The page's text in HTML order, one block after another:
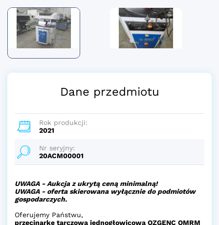
Dane przedmiotu
Rok produkcji:
2021
Nr seryjny:
20ACM00001
UWAGA - Aukcja z ukrytą ceną minimalną!
UWAGA - oferta skierowana wyłącznie do podmiotów
gospodarczych.
Oferujemy Państwu,
przecinarkę tarczową jednogłowicową OZGENC OMRM